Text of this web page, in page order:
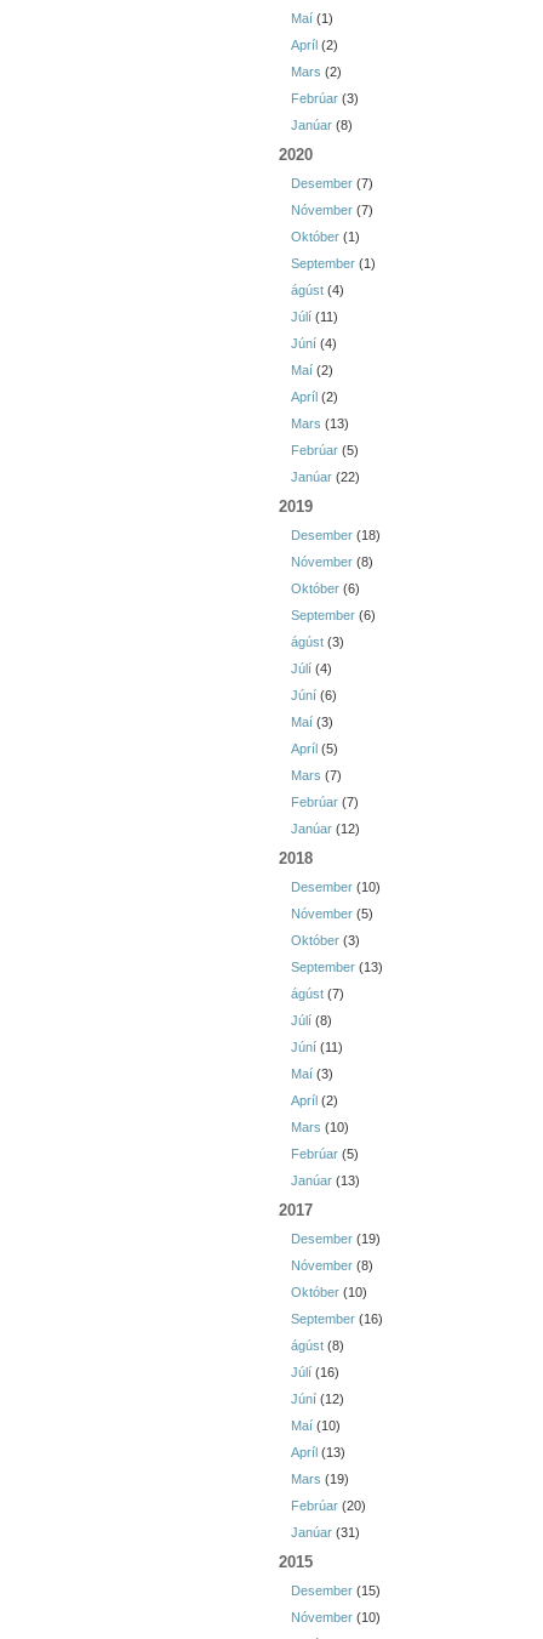
Maí (1)
Apríl (2)
Mars (2)
Febrúar (3)
Janúar (8)
2020
Desember (7)
Nóvember (7)
Október (1)
September (1)
ágúst (4)
Júlí (11)
Júní (4)
Maí (2)
Apríl (2)
Mars (13)
Febrúar (5)
Janúar (22)
2019
Desember (18)
Nóvember (8)
Október (6)
September (6)
ágúst (3)
Júlí (4)
Júní (6)
Maí (3)
Apríl (5)
Mars (7)
Febrúar (7)
Janúar (12)
2018
Desember (10)
Nóvember (5)
Október (3)
September (13)
ágúst (7)
Júlí (8)
Júní (11)
Maí (3)
Apríl (2)
Mars (10)
Febrúar (5)
Janúar (13)
2017
Desember (19)
Nóvember (8)
Október (10)
September (16)
ágúst (8)
Júlí (16)
Júní (12)
Maí (10)
Apríl (13)
Mars (19)
Febrúar (20)
Janúar (31)
2015
Desember (15)
Nóvember (10)